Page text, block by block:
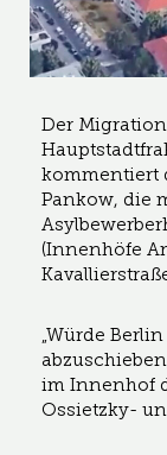
Der
kommentiert
Pankow, die
(Innenhöfe
„Würde
im Innenhof
Ossietzky-